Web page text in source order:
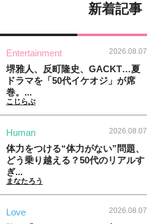
新着記事
Entertainment 2026.08.07
堺雅人、反町隆史、GACKT…夏
ドラマを「50代イケオジ」が席
巻。...
こじらぶ
Human 2026.08.07
体力をつける“体力がない”問題、
どう乗り越える？50代のリアルす
ぎ...
まなたろう
Love 2026.08.07